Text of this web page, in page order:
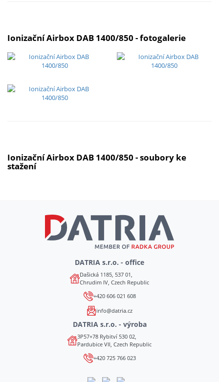
Ionizační Airbox DAB 1400/850 - fotogalerie
Ionizační Airbox DAB 1400/850 - soubory ke
stažení
DATRIA s.r.o. - office
Dašická 1185, 537 01,
Chrudim IV, Czech Republic
+420 606 021 608
info@datria.cz
DATRIA s.r.o. - výroba
3P57+78 Rybitví 530 02,
Pardubice VII, Czech Republic
+420 725 766 023